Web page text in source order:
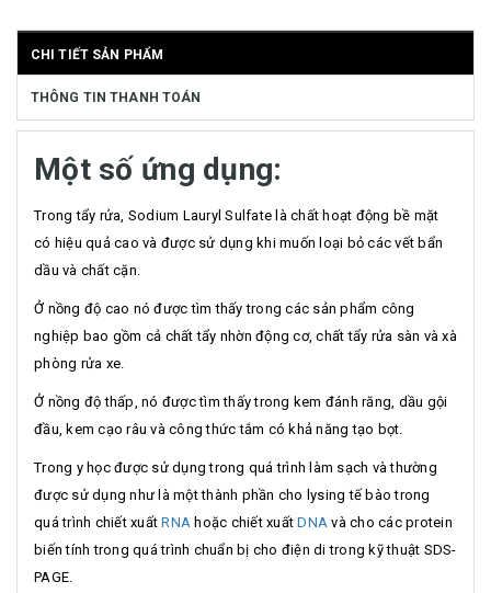
CHI TIẾT SẢN PHẨM
THÔNG TIN THANH TOÁN
Một số ứng dụng:
Trong tẩy rửa, Sodium Lauryl Sulfate là chất hoạt động bề mặt
có hiệu quả cao và được sử dụng khi muốn loại bỏ các vết bẩn
dầu và chất cặn.
Ở nồng độ cao nó được tìm thấy trong các sản phẩm công
nghiệp bao gồm cả chất tẩy nhờn động cơ, chất tẩy rửa sàn và xà
phòng rửa xe.
Ở nồng độ thấp, nó được tìm thấy trong kem đánh răng, dầu gội
đầu, kem cạo râu và công thức tắm có khả năng tạo bọt.
Trong y học được sử dụng trong quá trình làm sạch và thường
được sử dụng như là một thành phần cho lysing tế bào trong
quá trình chiết xuấtRNA hoặc chiết xuấtDNA và cho các protein
biến tính trong quá trình chuẩn bị cho điện di trong kỹ thuật SDS-
PAGE.